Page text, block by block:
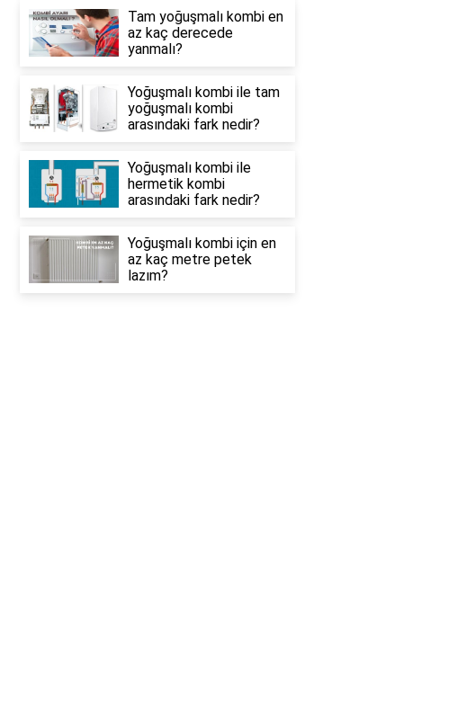
Tam yoğuşmalı kombi en
az kaç derecede
yanmalı?
Yoğuşmalı kombi ile tam
yoğuşmalı kombi
arasındaki fark nedir?
Yoğuşmalı kombi ile
hermetik kombi
arasındaki fark nedir?
Yoğuşmalı kombi için en
az kaç metre petek
lazım?